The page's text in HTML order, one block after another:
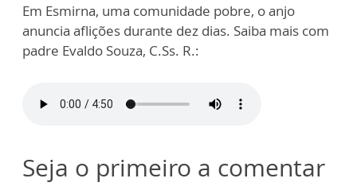
Em Esmirna, uma comunidade pobre, o anjo
anuncia aflições durante dez dias. Saiba mais com
padre Evaldo Souza, C.Ss. R.:
Seja o primeiro a comentar